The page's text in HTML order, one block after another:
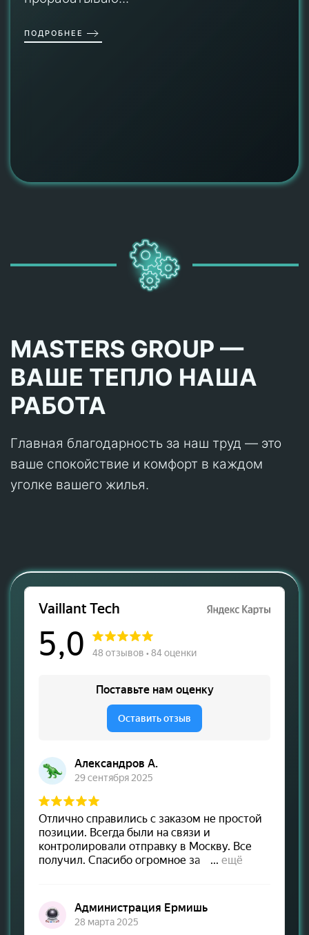
ПОДРОБНЕЕ
MASTERS GROUP —
ВАШЕ ТЕПЛО НАША
РАБОТА
Главная благодарность за наш труд — это
ваше спокойствие и комфорт в каждом
уголке вашего жилья.